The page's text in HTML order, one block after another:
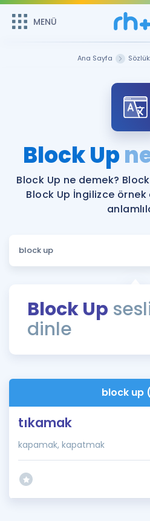
MENÜ
Şifremi
ÜYE
Sepetin Şu
Remzi Hoca ile seni sınava
bekliyor!
MENÜ
Katılımcı Görüşleri
Faydalı Araçlar
Sözlük
Rehberlik Aracı
ÖSYM Sınav Takvimi
İngilizce Gramer
Hakkımızda
Ana Sayfa Sözlük
Block Up
Block Up ne demek?
Block Up İngilizce
Block Up
dinle
block up
tıkamak
kapamak, kapatmak